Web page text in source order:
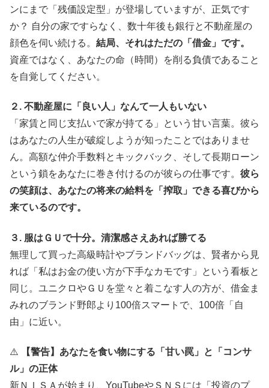
ンにまで「残価設定型」が登場していますが、正気です
か？ 自分の家ですらなく、数十年後も銀行と不動産屋の
顔色を伺い続ける。 結局、それはただの「借金」です。
資産ではなく、あなたの命（時間）を削る負債であること
を自覚してください。
２. 不動産屋に「良い人」なんて一人もいない
「家賃と同じ支払いで家が持てる」という甘い言葉。彼ら
はあなたの人生が破綻しようが知ったことではありませ
ん。高額な仲介手数料とキックバック、そして長期ローン
という鎖をあなたに巻き付けるのが彼らの仕事です。 彼ら
の笑顔は、あなたの将来の給料を「搾取」できる喜びから
来ているのです。
３. 服はＧＵで十分。清潔感さえあれば勝てる
無理して買った高級時計やブランドバッグは、賢者から見
れば「私はお金の使い方が下手なカモです」という看板と
同じ。ユニクロやＧＵを堂々と着こなす人の方が、借金ま
みれのブランド野郎より100倍スマートで、100倍「自
由」に近い。
⚠️
【警告】あなたを食い物にする「甘い罠」と「コンサ
ル」の正体
新ＮＩＳＡが始まり、YouTubeやＳＮＳには「投資のプ